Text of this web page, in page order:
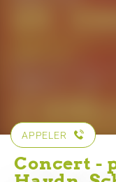
APPELER
Concert -